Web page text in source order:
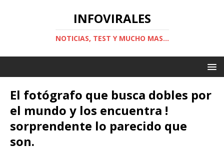
INFOVIRALES
NOTICIAS, TEST Y MUCHO MAS...
El fotógrafo que busca dobles por
el mundo y los encuentra !
sorprendente lo parecido que
son.